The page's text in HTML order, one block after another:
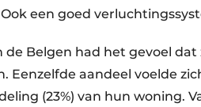
Ook een goed
de Belgen had het gevoel
Eenzelfde aandeel voelde
(23%) van hun woning.